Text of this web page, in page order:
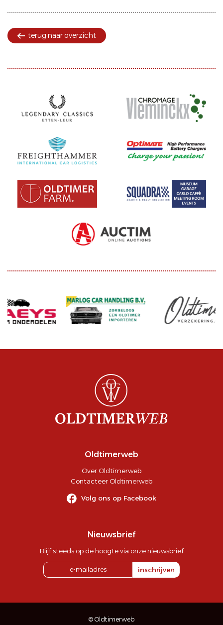
terug naar overzicht
Oldtimerweb
Over Oldtimerweb
Contacteer Oldtimerweb
Volg ons op Facebook
Nieuwsbrief
Blijf steeds op de hoogte via onze nieuwsbrief
inschrijven
© Oldtimerweb